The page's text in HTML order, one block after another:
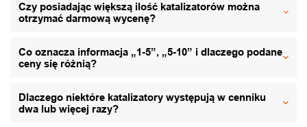
Czy posiadając większą ilość katalizatorów można
otrzymać darmową wycenę?
Co oznacza informacja „1-5”, „5-10” i dlaczego podane
ceny się różnią?
Dlaczego niektóre katalizatory występują w cenniku
dwa lub więcej razy?